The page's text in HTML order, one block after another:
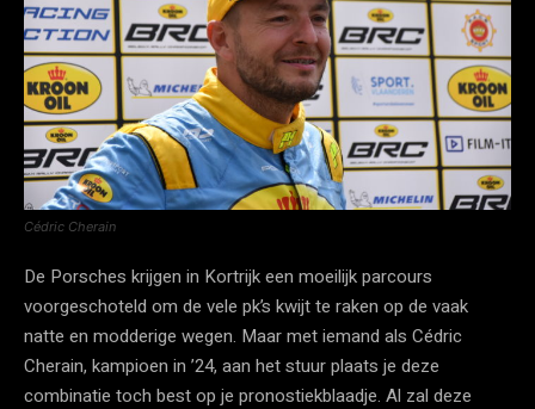
Cédric Cherain
De Porsches krijgen in Kortrijk een moeilijk parcours
voorgeschoteld om de vele pk’s kwijt te raken op de vaak
natte en modderige wegen. Maar met iemand als Cédric
Cherain, kampioen in ’24, aan het stuur plaats je deze
combinatie toch best op je pronostiekblaadje. Al zal deze